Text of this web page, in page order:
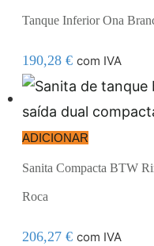
Tanque Inferior Ona
190,28 € com IVA
ADICIONAR
Sanita Compacta BTW
Roca
206,27 € com IVA